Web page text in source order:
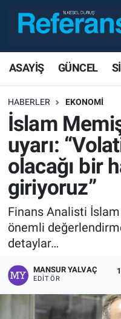
ASAYİŞ GÜNCEL
HABERLER EKONOMİ
İslam
uyarı:
olacağı bir
giriyoruz”
Finans Analisti
önemli
detaylar…
MANSUR YALVAÇ
EDITÖR